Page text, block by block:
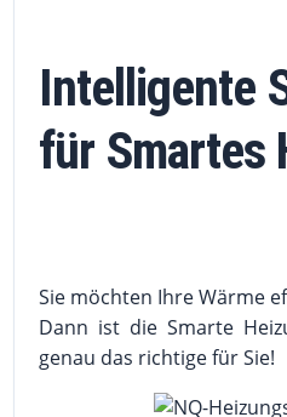
Intelligente
für Smartes
Sie möchten Ihre Wärme
Dann ist die Smarte
genau das richtige für Sie!